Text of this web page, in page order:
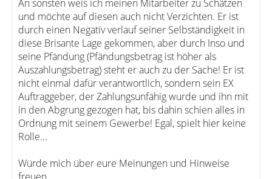
An sonsten weis ich meinen Mitarbeiter zu Schätzen
und möchte auf diesen auch nicht Verzichten. Er ist
durch einen Negativ verlauf seiner Selbständigkeit in
diese Brisante Lage gekommen, aber durch Inso und
seine Pfändung (Pfändungsbetrag ist höher als
Auszahlungsbetrag) steht er auch zu der Sache! Er ist
nicht einmal dafür verantwortlich, sondern sein EX
Auftraggeber, der Zahlungsunfähig wurde und ihn mit
in den Abgrung gezogen hat, bis dahin schien alles in
Ordnung mit seinem Gewerbe! Egal, spielt hier keine
Rolle...
Würde mich über eure Meinungen und Hinweise